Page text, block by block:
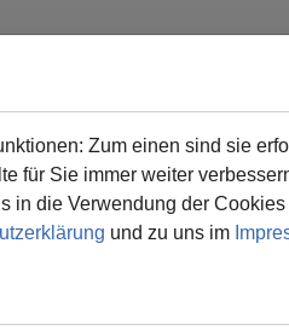
Zum einen sind sie
für Sie immer weiter
in die Verwendung der
und zu uns im